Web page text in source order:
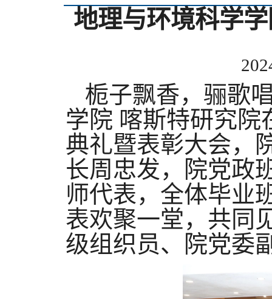
地理与环境科学
栀子飘香，骊歌
学院 喀斯特研究院
典礼暨表彰大会，
长周忠发，院党政
师代表，全体毕业
表欢聚一堂，共同
级组织员、院党委